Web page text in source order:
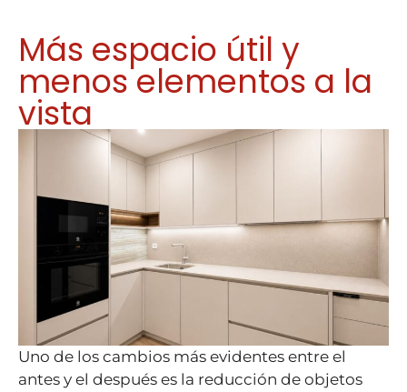
Más espacio útil y
menos elementos a la
vista
Uno de los cambios más evidentes entre el
antes y el después es la reducción de objetos